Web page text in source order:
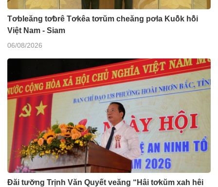
Tơbleăng tơƀrê Tơkêa tơrŭm cheăng pơla Kuô̆k hô̆i
Việt Nam - Siam
06/08/2026
Đăi tươ̆ng Trịnh Văn Quyết veăng “Hâi tơkŭm xah hêi